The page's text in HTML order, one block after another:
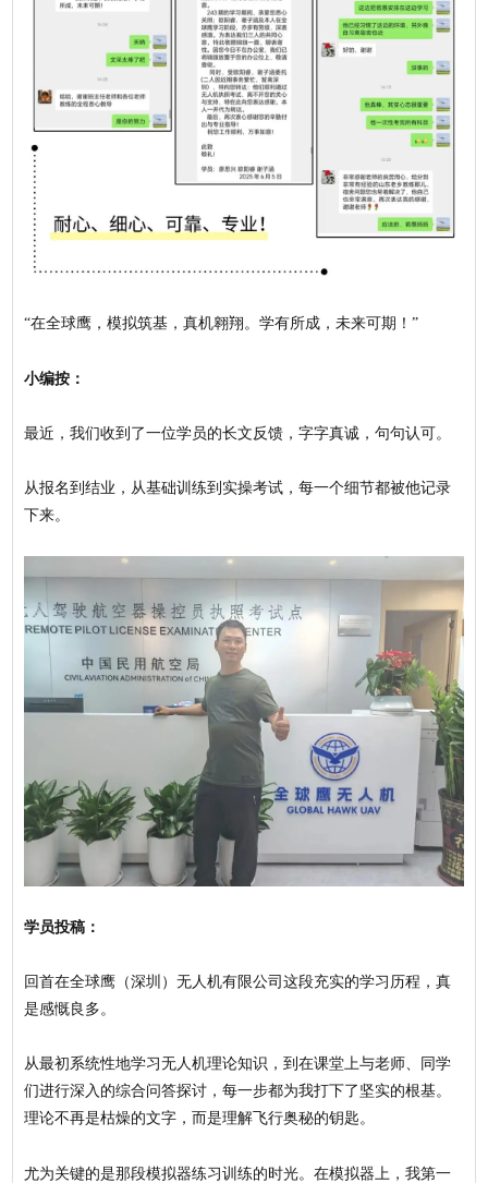
“在全球鹰，模拟筑基，真机翱翔。学有所成，未来可期！”
小编按：
最近，我们收到了一位学员的长文反馈，字字真诚，句句认可。
从报名到结业，从基础训练到实操考试，每一个细节都被他记录
下来。
学员投稿：
回首在全球鹰（深圳）无人机有限公司这段充实的学习历程，真
是感慨良多。
从最初系统性地学习无人机理论知识，到在课堂上与老师、同学
们进行深入的综合问答探讨，每一步都为我打下了坚实的根基。
理论不再是枯燥的文字，而是理解飞行奥秘的钥匙。
尤为关键的是那段模拟器练习训练的时光。在模拟器上，我第一